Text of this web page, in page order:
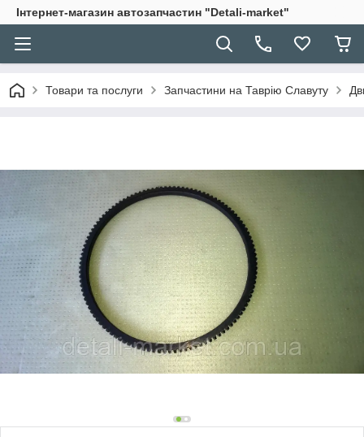
Інтернет-магазин автозапчастин "Detali-market"
Товари та послуги Запчастини на Таврію Славуту